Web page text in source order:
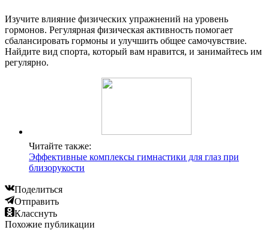
Изучите влияние физических упражнений на уровень
гормонов. Регулярная физическая активность помогает
сбалансировать гормоны и улучшить общее самочувствие.
Найдите вид спорта, который вам нравится, и занимайтесь им
регулярно.
Читайте также:
Эффективные комплексы гимнастики для глаз при
близорукости
Поделиться
Отправить
Класснуть
Похожие публикации